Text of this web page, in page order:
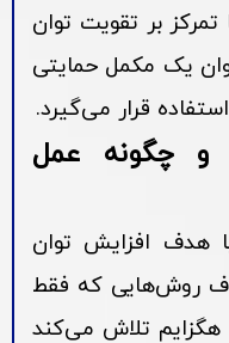
بر تقویت توان
یک مکمل حمایتی
قرار می‌گیرد.
و چگونه عمل
هدف افزایش توان
روش‌هایی که فقط
هگزایم تلاش می‌کند